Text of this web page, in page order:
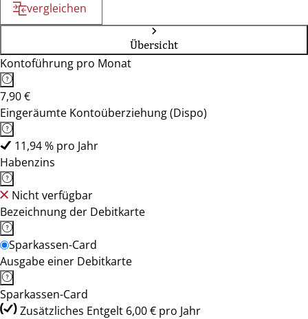
vergleichen
Übersicht
Kontoführung pro Monat
7,90 €
Eingeräumte Kontoüberziehung (Dispo)
11,94 % pro Jahr
Habenzins
Nicht verfügbar
Bezeichnung der Debitkarte
Sparkassen-Card
Ausgabe einer Debitkarte
Sparkassen-Card
Zusätzliches Entgelt 6,00 € pro Jahr